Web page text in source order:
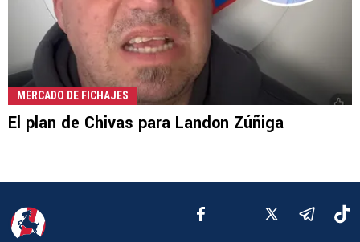
MERCADO DE FICHAJES
El plan de Chivas para Landon Zúñiga